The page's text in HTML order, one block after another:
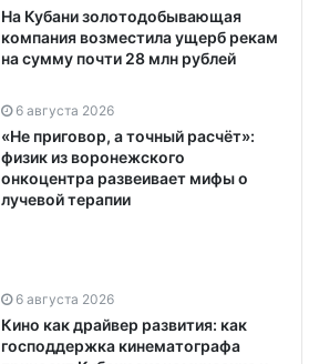
На Кубани золотодобывающая
компания возместила ущерб рекам
на сумму почти 28 млн рублей
6 августа 2026
«Не приговор, а точный расчёт»:
физик из воронежского
онкоцентра развеивает мифы о
лучевой терапии
6 августа 2026
Кино как драйвер развития: как
господдержка кинематографа